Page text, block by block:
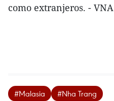
como extranjeros. - VNA
#Malasia #Nha Trang